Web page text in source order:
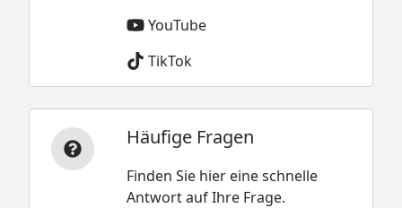
YouTube
TikTok
Häufige Fragen
Finden Sie hier eine schnelle
Antwort auf Ihre Frage.